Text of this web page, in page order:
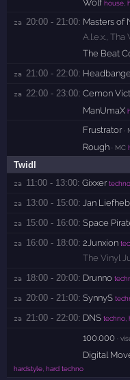
Wolf house,
za 20:00 - 21:00: Masters of
A.l.e.x. ,Tha
The Beat
za 21:00 - 22:00:
za 22:00 - 23:00: Cemon
ManUmaX
Frustrator·
Rough · MC
Twidl
za 11:00 - 13:00: Gixxer techno
za 13:00 - 15:00: Jan
za 15:00 - 16:00: Space
za 16:00 - 18:00: 2Junxion
The Vinyl
za 18:00 - 20:00: Drunno
za 20:00 - 21:00: SynnyS
za 21:00 - 22:00: DNS techno,
100.000 ·
Digital
hardstyle, hard techno